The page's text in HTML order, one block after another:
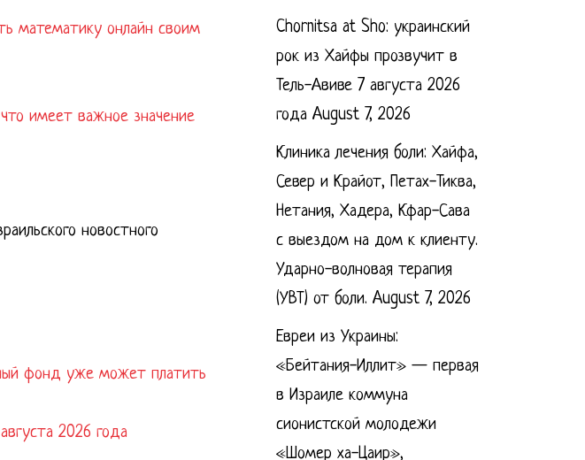
математику онлайн своим
имеет важное значение
новостного
фонд уже может платить
2026 года
Chornitsa at Sho: украинский
рок из Хайфы прозвучит в
Тель-Авиве 7 августа 2026
года August 7, 2026
Клиника лечения боли: Хайфа,
Север и Крайот, Петах-Тиква,
Нетания, Хадера, Кфар-Сава
с выездом на дом к клиенту.
Ударно-волновая терапия
(УВТ) от боли. August 7, 2026
Евреи из Украины:
«Бейтания-Иллит» — первая
в Израиле коммуна
сионистской молодежи
«Шомер ха-Цаир»,